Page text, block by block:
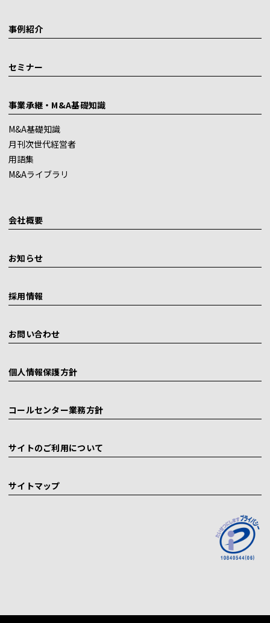
事例紹介
セミナー
事業承継・M&A基礎知識
M&A基礎知識
月刊次世代経営者
用語集
M&Aライブラリ
会社概要
お知らせ
採用情報
お問い合わせ
個人情報保護方針
コールセンター業務方針
サイトのご利用について
サイトマップ